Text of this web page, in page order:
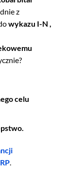
z
wykazu I-N ,
celu